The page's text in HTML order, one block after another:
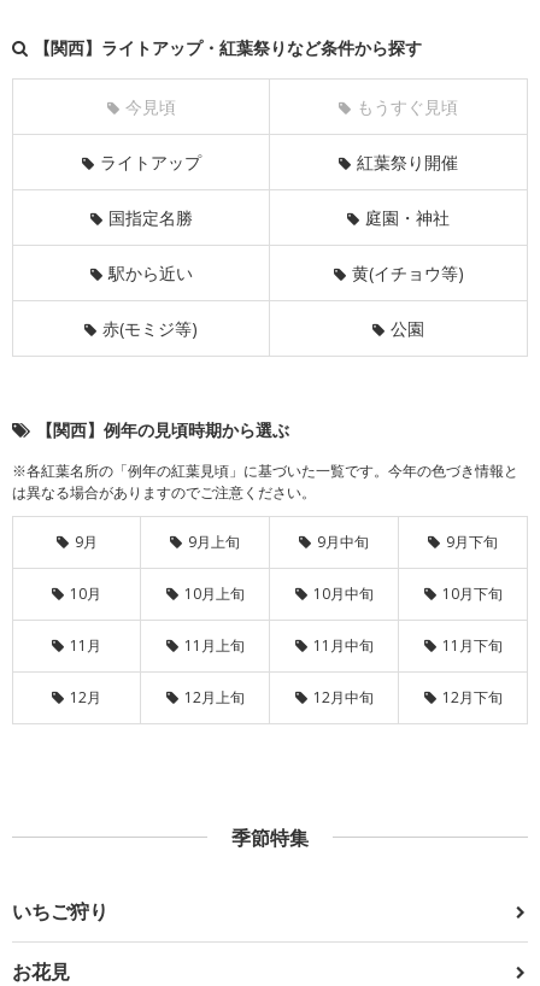
【関西】ライトアップ・紅葉祭りなど条件から探す
今見頃 もうすぐ見頃
ライトアップ 紅葉祭り開催
国指定名勝 庭園・神社
駅から近い 黄(イチョウ等)
赤(モミジ等) 公園
【関西】例年の見頃時期から選ぶ
※各紅葉名所の「例年の紅葉見頃」に基づいた一覧です。今年の色づき情報と
は異なる場合がありますのでご注意ください。
9月 9月上旬 9月中旬 9月下旬
10月 10月上旬 10月中旬 10月下旬
11月 11月上旬 11月中旬 11月下旬
12月 12月上旬 12月中旬 12月下旬
季節特集
いちご狩り
お花見